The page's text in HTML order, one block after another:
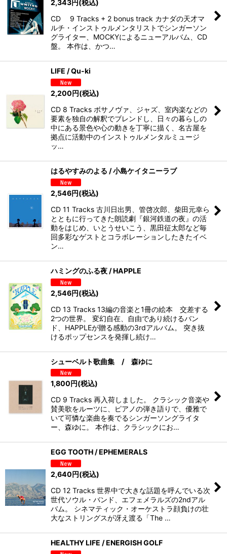
2,343円(税込)
CD 9 Tracks + 2 bonus track カナダの天才マ
ルチ・インストゥルメンタリストでシンガーソン
グライター、MOCKYによるニューアルバム、CD
盤。 本作は、かつ…
LIFE / Qu-ki
2,200円(税込)
CD 8 Tracks ボサノヴァ、ジャズ、室内楽などの
要素を独自の解釈でブレンドし、日々の暮らしの
中にある景色や心の動きを丁寧に描く、名古屋を
拠点に活動中のインストゥルメンタルミュージ
ッ…
はるやすみのよる / 小島ケイタニーラブ
2,546円(税込)
CD 11 Tracks 古川日出男、管啓次郎、柴田元幸ら
とともに行ってきた朗読劇『銀河鉄道の夜』の活
動をはじめ、いとうせいこう、黒田征太郎など毎
回多彩なゲストとコラボレーションしたきたイベ
ン…
ハミングのふる夜 / HAPPLE
2,546円(税込)
CD 13 Tracks 13編の音楽と1冊の絵本 交差する
2つの世界。 変幻自在、自由であり続けるバン
ド、HAPPLEが贈る感動の3rdアルバム。 突き抜
けるポップセンスを発揮し続け…
シューベルト歌曲集 / 森ゆに
1,800円(税込)
CD 9 Tracks 再入荷しました。 クラシック音楽や
賛美歌をルーツに、ピアノの弾き語りで、優雅で
いて可憐な楽曲を奏でるシンガーソングライタ
ー、森ゆに。 本作は、クラシックにお…
EGG TOOTH / EPHEMERALS
2,640円(税込)
CD 12 Tracks 世界中で大きな話題を呼んでいる次
世代ソウル・バンド、エフェメラルズの2ndアル
バム。 シネマティック・オーケストラ顔負けの壮
大なストリングスが冴え渡る「The …
HEALTHY LIFE / ENERGISH GOLF